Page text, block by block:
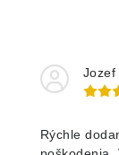
Jozef
Rýchle